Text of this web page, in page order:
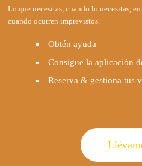
Lo que necesitas, cuando lo necesitas,
cuando ocurren imprevistos.
Obtén ayuda
Consigue la aplicación
Reserva & gestiona tus